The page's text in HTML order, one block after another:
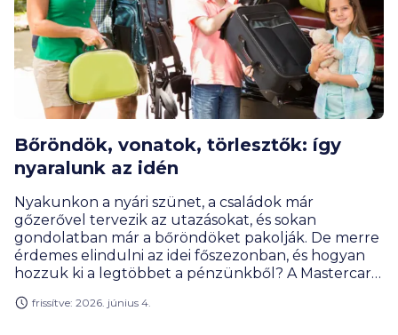
Bőröndök, vonatok, törlesztők: így
nyaralunk az idén
Nyakunkon a nyári szünet, a családok már
gőzerővel tervezik az utazásokat, és sokan
gondolatban már a bőröndöket pakolják. De merre
érdemes elindulni az idei főszezonban, és hogyan
hozzuk ki a legtöbbet a pénzünkből? A Mastercard
trendjelentése szerint Európa idén az élmény- és
frissítve: 2026. június 4.